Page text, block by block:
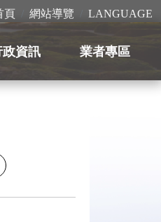
頁 網站導覽 LANGUAGE
政資訊 業者專區